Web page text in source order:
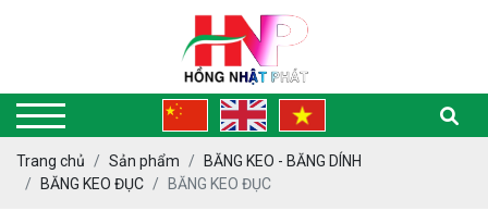
Trang chủ Sản phẩm
BĂNG KEO - BĂNG DÍNH
BĂNG KEO ĐỤC
BĂNG KEO ĐỤC